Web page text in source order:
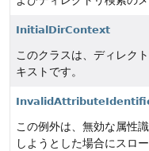
InitialDirContext
このクラスは、ディレク
キストです。
この例外は、無効な属性
しようとした場合にスロー